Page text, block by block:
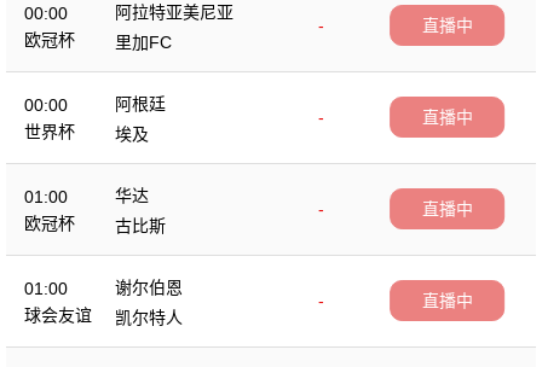
00:00
欧冠杯
阿拉特亚美尼亚
-
里加FC
直播中
00:00
世界杯
阿根廷
-
埃及
直播中
01:00
欧冠杯
华达
-
古比斯
直播中
01:00
球会友谊
谢尔伯恩
-
凯尔特人
直播中